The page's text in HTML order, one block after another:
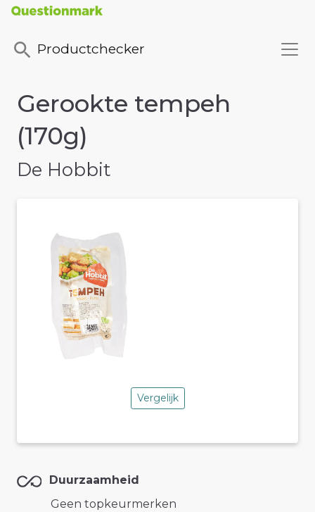
Productchecker
Gerookte tempeh
(170g)
De Hobbit
Vergelijk
Duurzaamheid
Geen topkeurmerken